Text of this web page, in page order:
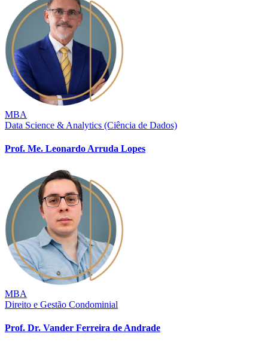
MBA
Data Science & Analytics (Ciência de Dados)
Prof. Me. Leonardo Arruda Lopes
MBA
Direito e Gestão Condominial
Prof. Dr. Vander Ferreira de Andrade